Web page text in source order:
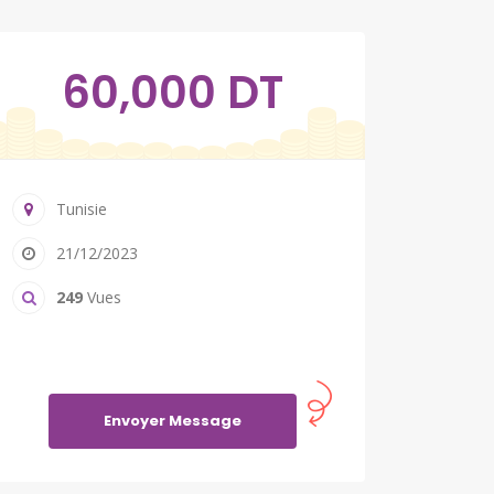
60,000 DT
Tunisie
21/12/2023
249 Vues
Envoyer Message